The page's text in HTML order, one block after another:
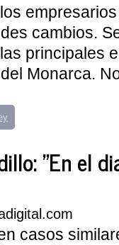
cambios.
principales
Monarca.
"En el
casos